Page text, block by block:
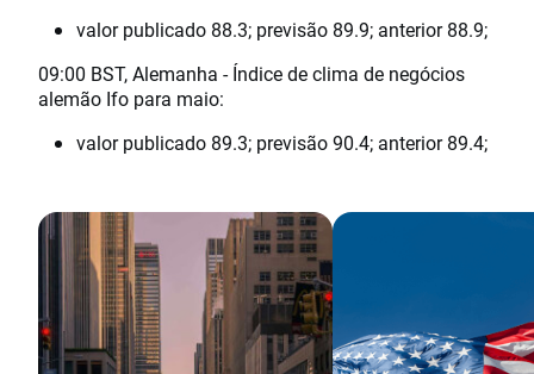
valor publicado 88.3; previsão 89.9; anterior 88.9;
09:00 BST, Alemanha - Índice de clima de negócios
alemão Ifo para maio:
valor publicado 89.3; previsão 90.4; anterior 89.4;